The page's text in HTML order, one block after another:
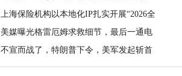
上海保险机构以本地化IP扎实开展“2026全
美媒曝光格雷厄姆求救细节，最后一通电
不宣而战了，特朗普下令，美军发起斩首